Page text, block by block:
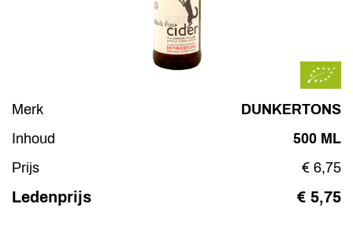
Merk
DUNKERTONS
Inhoud
500 ML
Prijs
€ 6,75
Ledenprijs € 5,75